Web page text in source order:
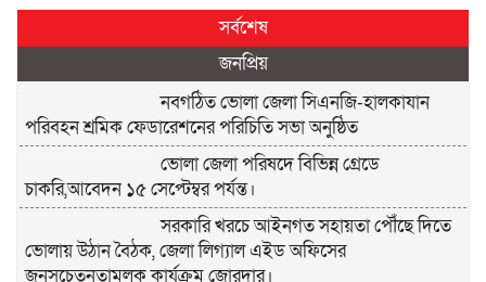
সর্বশেষ
জনপ্রিয়
নবগঠিত ভোলা জেলা সিএনজি-হালকাযান
পরিবহন শ্রমিক ফেডারেশনের পরিচিতি সভা অনুষ্ঠিত
ভোলা জেলা পরিষদে বিভিন্ন গ্রেডে
চাকরি,আবেদন ১৫ সেপ্টেম্বর পর্যন্ত।
সরকারি খরচে আইনগত সহায়তা পৌঁছে দিতে
ভোলায় উঠান বৈঠক, জেলা লিগ্যাল এইড অফিসের
জনসচেতনতামূলক কার্যক্রম জোরদার।